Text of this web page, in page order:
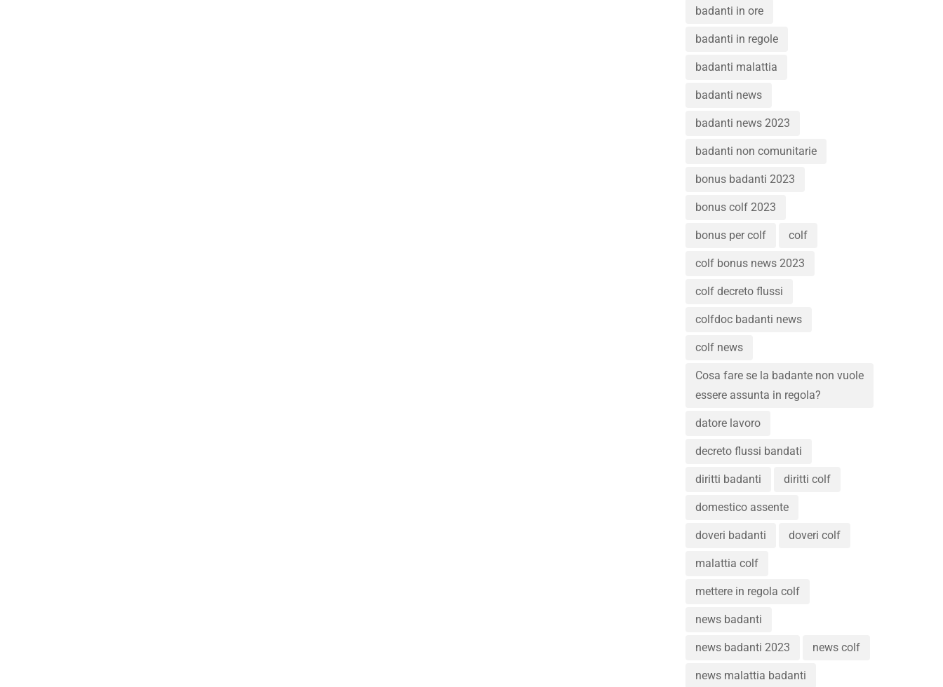
badanti in ore
badanti in regole
badanti malattia
badanti news
badanti news 2023
badanti non comunitarie
bonus badanti 2023
bonus colf 2023
bonus per colf colf
colf bonus news 2023
colf decreto flussi
colfdoc badanti news
colf news
Cosa fare se la badante non vuole
essere assunta in regola?
datore lavoro
decreto flussi bandati
diritti badanti diritti colf
domestico assente
doveri badanti doveri colf
malattia colf
mettere in regola colf
news badanti
news badanti 2023 news colf
news malattia badanti